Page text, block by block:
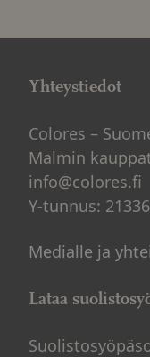
Yhteystiedot
Colores –
Malmin
info@colores.fi
Y-tunnus:
Medialle ja
Lataa